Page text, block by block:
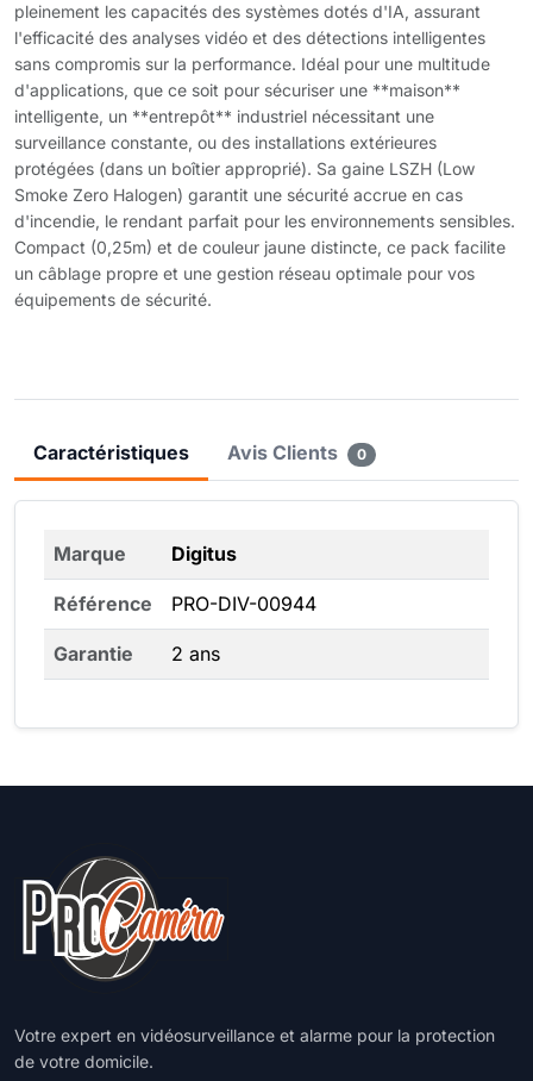
pleinement les capacités des systèmes dotés d'IA, assurant
l'efficacité des analyses vidéo et des détections intelligentes
sans compromis sur la performance. Idéal pour une multitude
d'applications, que ce soit pour sécuriser une **maison**
intelligente, un **entrepôt** industriel nécessitant une
surveillance constante, ou des installations extérieures
protégées (dans un boîtier approprié). Sa gaine LSZH (Low
Smoke Zero Halogen) garantit une sécurité accrue en cas
d'incendie, le rendant parfait pour les environnements sensibles.
Compact (0,25m) et de couleur jaune distincte, ce pack facilite
un câblage propre et une gestion réseau optimale pour vos
équipements de sécurité.
Caractéristiques Avis Clients 0
Marque Digitus
Référence PRO-DIV-00944
Garantie 2 ans
Votre expert en vidéosurveillance et alarme pour la protection
de votre domicile.